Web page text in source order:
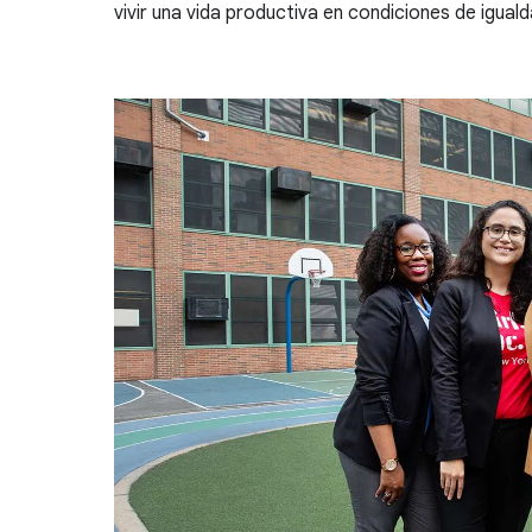
vivir una vida productiva en condiciones de